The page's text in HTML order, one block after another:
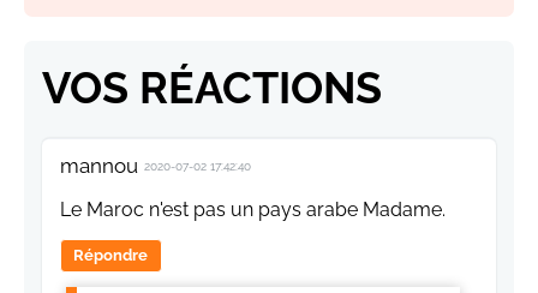
VOS RÉACTIONS
mannou 2020-07-02 17:42:40
Le Maroc n'est pas un pays arabe Madame.
Répondre